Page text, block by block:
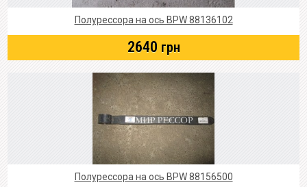
Полурессора на ось BPW 88136102
2640 грн
Полурессора на ось BPW 88156500